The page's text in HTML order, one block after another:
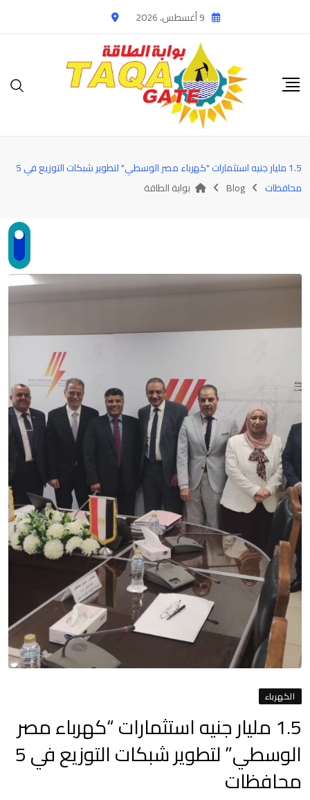
to
9 أغسطس، 2026
1.5 مليار جنيه استثمارات "كهرباء مصر الوسطي" لتطوير شبكات التوزيع في 5
محافظات
Blog بوابة الطاقة
الكهرباء
1.5 مليار جنيه استثمارات “كهرباء مصر
الوسطي” لتطوير شبكات التوزيع في 5
محافظات